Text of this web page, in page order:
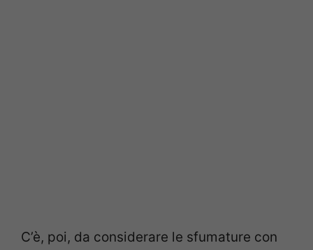
C’è, poi, da considerare le sfumature con